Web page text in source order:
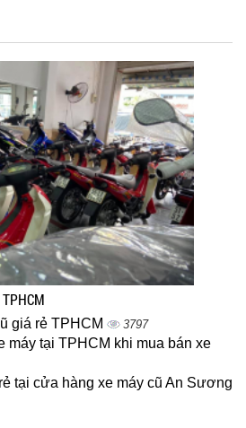
giá rẻ TPHCM 3797
máy tại TPHCM khi mua bán xe
tại cửa hàng xe máy cũ An Sương